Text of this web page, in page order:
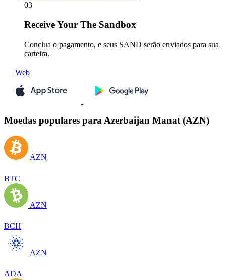
03
ReceiveYour The Sandbox
Conclua o pagamento, e seus SAND serão enviados para sua
carteira.
Web
Moedas populares para Azerbaijan Manat (AZN)
AZN
BTC
AZN
BCH
AZN
ADA